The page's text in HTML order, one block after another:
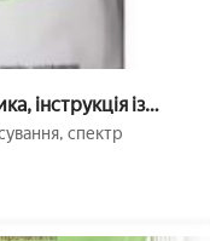
інструкція із
спектр